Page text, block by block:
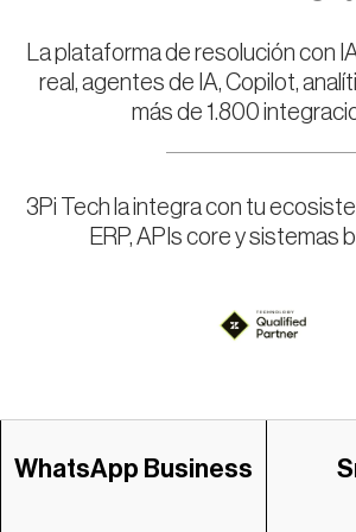
Salesforce
WhatsApp Business
La plataforma de resolución con
real, agentes de IA, Copilot,
más de 1.800
3Pi Tech la integra con tu
ERP, APIs core y sistemas